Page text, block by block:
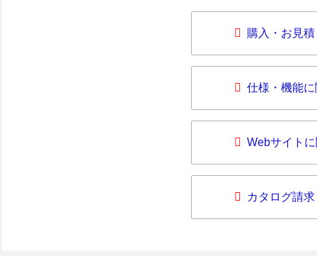
購入・お見
仕様・機能
Webサイト
カタログ請求